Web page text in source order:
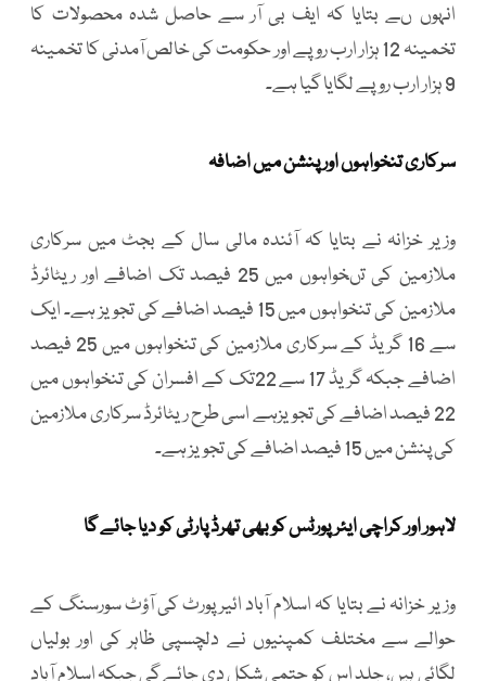
انہوں ںے بتایا کہ ایف بی آر سے حاصل شدہ محصولات کا
تخمینہ 12 ہزار ارب روپے اور حکومت کی خالص آمدنی کا تخمینہ
9 ہزار ارب روپے لگایا گیا ہے۔
سرکاری تنخواہوں اور پنشن میں اضافہ
وزیر خزانہ نے بتایا کہ آئندہ مالی سال کے بجٹ میں سرکاری
ملازمین کی تںخواہوں میں 25 فیصد تک اضافے اور ریٹائرڈ
ملازمین کی تنخواہوں میں 15 فیصد اضافے کی تجویز ہے۔ ایک
سے 16 گریڈ کے سرکاری ملازمین کی تنخواہوں میں 25 فیصد
اضافے جبکہ گریڈ 17 سے 22تک کے افسران کی تنخواہوں میں
22 فیصد اضافے کی تجویزہے اسی طرح ریٹائرڈ سرکاری ملازمین
کی پنشن میں 15 فیصد اضافے کی تجویز ہے۔
لاہور اور کراچی ایئرپورٹس کو بھی تھرڈ پارٹی کو دیا جائے گا
وزیر خزانہ نے بتایا کہ اسلام آباد ائیرپورٹ کی آؤٹ سورسنگ کے
حوالے سے مختلف کمپنیوں نے دلچسپی ظاہر کی اور بولیاں